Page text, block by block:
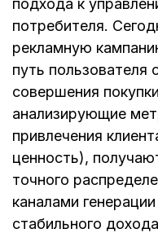
подхода к
потребителя.
рекламную
путь пользователя
совершения
анализирующие
привлечения
ценность),
точного
каналами
стабильного